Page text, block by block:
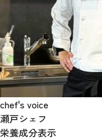
chef's voice
瀬戸シェフ
栄養成分表示